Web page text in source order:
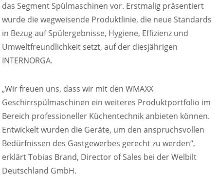
das Segment Spülmaschinen vor. Erstmalig präsentiert
wurde die wegweisende Produktlinie, die neue Standards
in Bezug auf Spülergebnisse, Hygiene, Effizienz und
Umweltfreundlichkeit setzt, auf der diesjährigen
INTERNORGA.
„Wir freuen uns, dass wir mit den WMAXX
Geschirrspülmaschinen ein weiteres Produktportfolio im
Bereich professioneller Küchentechnik anbieten können.
Entwickelt wurden die Geräte, um den anspruchsvollen
Bedürfnissen des Gastgewerbes gerecht zu werden“,
erklärt Tobias Brand, Director of Sales bei der Welbilt
Deutschland GmbH.